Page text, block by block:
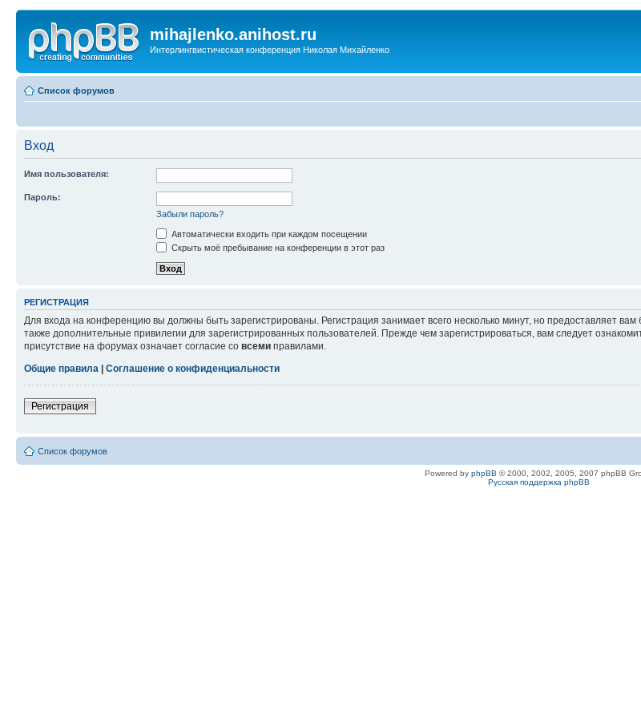
mihajlenko.anihost.ru
Интерлингвистическая конференция Николая Михайленко
Список форумов
Вход
Имя пользователя:
Пароль:
Забыли пароль?
Автоматически входить при каждом посещении
Скрыть моё пребывание на конференции в этот раз
РЕГИСТРАЦИЯ
Для входа на конференцию вы должны быть зарегистрированы. Регистрация занимает всего несколько минут, но предоставляет
также дополнительные привилегии для зарегистрированных пользователей. Прежде чем зарегистрироваться, вам следует
присутствие на форумах означает согласие со всеми правилами.
Общие правила
Соглашение о конфиденциальности
Регистрация
Список форумов
Powered by phpBB © 2000, 2002, 2005, 2007 phpBB
Русская поддержка phpBB